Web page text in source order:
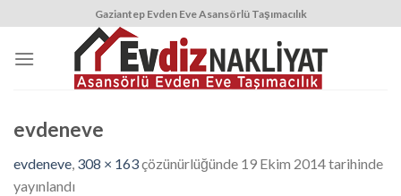
content
Gaziantep Evden Eve Asansörlü Taşımacılık
evdeneve
evdeneve, 308 × 163çözünürlüğünde 19 Ekim 2014tarihinde
yayınlandı